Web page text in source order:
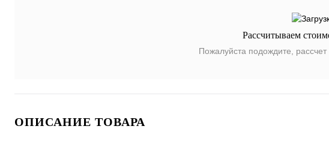
Рассчитываем
Пожалуйста подождите,
ОПИСАНИЕ ТОВАРА